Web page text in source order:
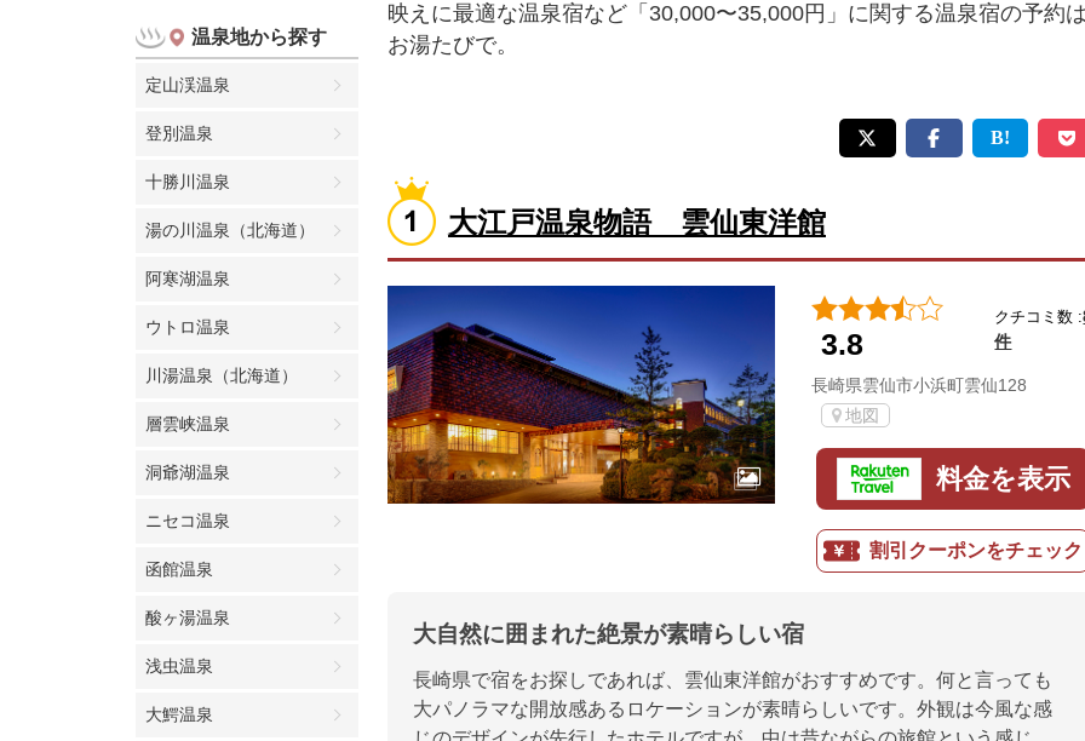
温泉地から探す
定山渓温泉
登別温泉
十勝川温泉
湯の川温泉（北海道）
阿寒湖温泉
ウトロ温泉
川湯温泉（北海道）
層雲峡温泉
洞爺湖温泉
ニセコ温泉
函館温泉
酸ヶ湯温泉
浅虫温泉
大鰐温泉
映えに最適な温泉宿など「30,000〜35,000円」に関する温泉宿の予約
お湯たびで。
大江戸温泉物語 雲仙東洋館
3.8
クチコミ数 :
件
長崎県雲仙市小浜町雲仙128
地図
料金を表示
割引クーポンをチェック
大自然に囲まれた絶景が素晴らしい宿
長崎県で宿をお探しであれば、雲仙東洋館がおすすめです。何と言っても
大パノラマな開放感あるロケーションが素晴らしいです。外観は今風な感